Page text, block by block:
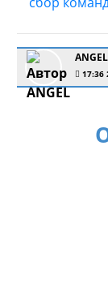
ANGEL
17:36